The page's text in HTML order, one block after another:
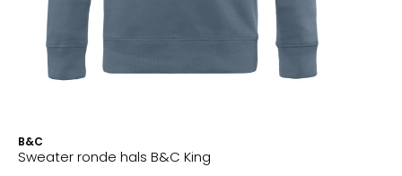
B&C
Sweater ronde hals B&C King